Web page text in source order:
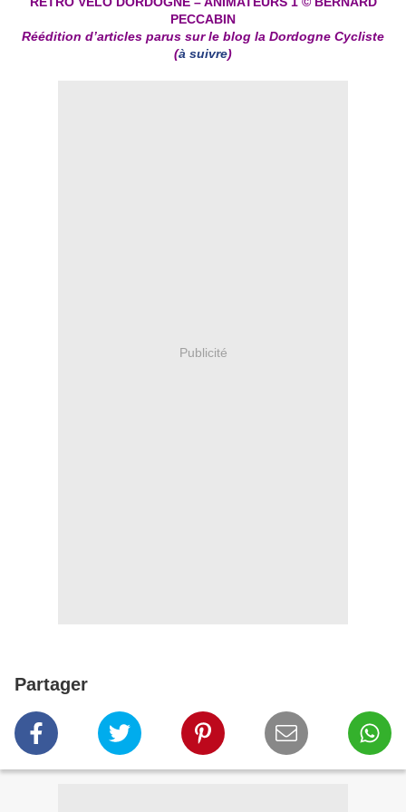
PECCABIN
Réédition d’articles parus sur le blog la Dordogne Cycliste
(à suivre)
Publicité
Partager